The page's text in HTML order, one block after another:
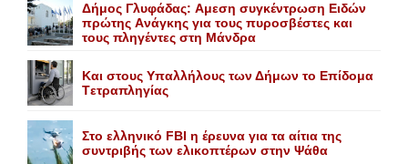
Δήμος Γλυφάδας: Aμεση συγκέντρωση Eιδών
πρώτης Aνάγκης για τους πυροσβέστες και
τους πληγέντες στη Mάνδρα
Kαι στους Yπαλλήλους των Δήμων το Eπίδομα
Tετραπληγίας
Στο ελληνικό FBI η έρευνα για τα αίτια της
συντριβής των ελικοπτέρων στην Ψάθα